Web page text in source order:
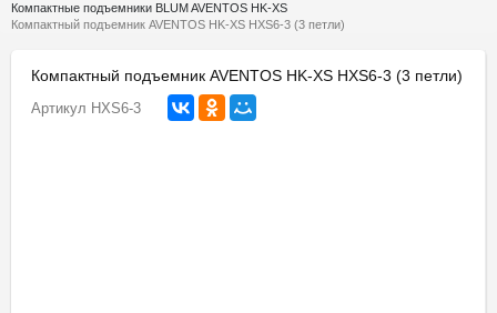
Компактные подъемники BLUM AVENTOS HK-XS
Компактный подъемник AVENTOS HK-XS HXS6-3 (3 петли)
Компактный подъемник AVENTOS HK-XS HXS6-3 (3 петли)
Артикул HXS6-3